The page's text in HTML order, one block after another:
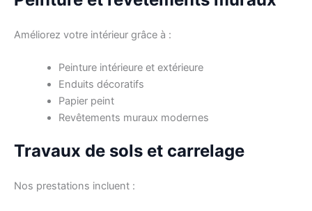
Améliorez votre intérieur grâce à :
Peinture intérieure et extérieure
Enduits décoratifs
Papier peint
Revêtements muraux modernes
Travaux de sols et carrelage
Nos prestations incluent :